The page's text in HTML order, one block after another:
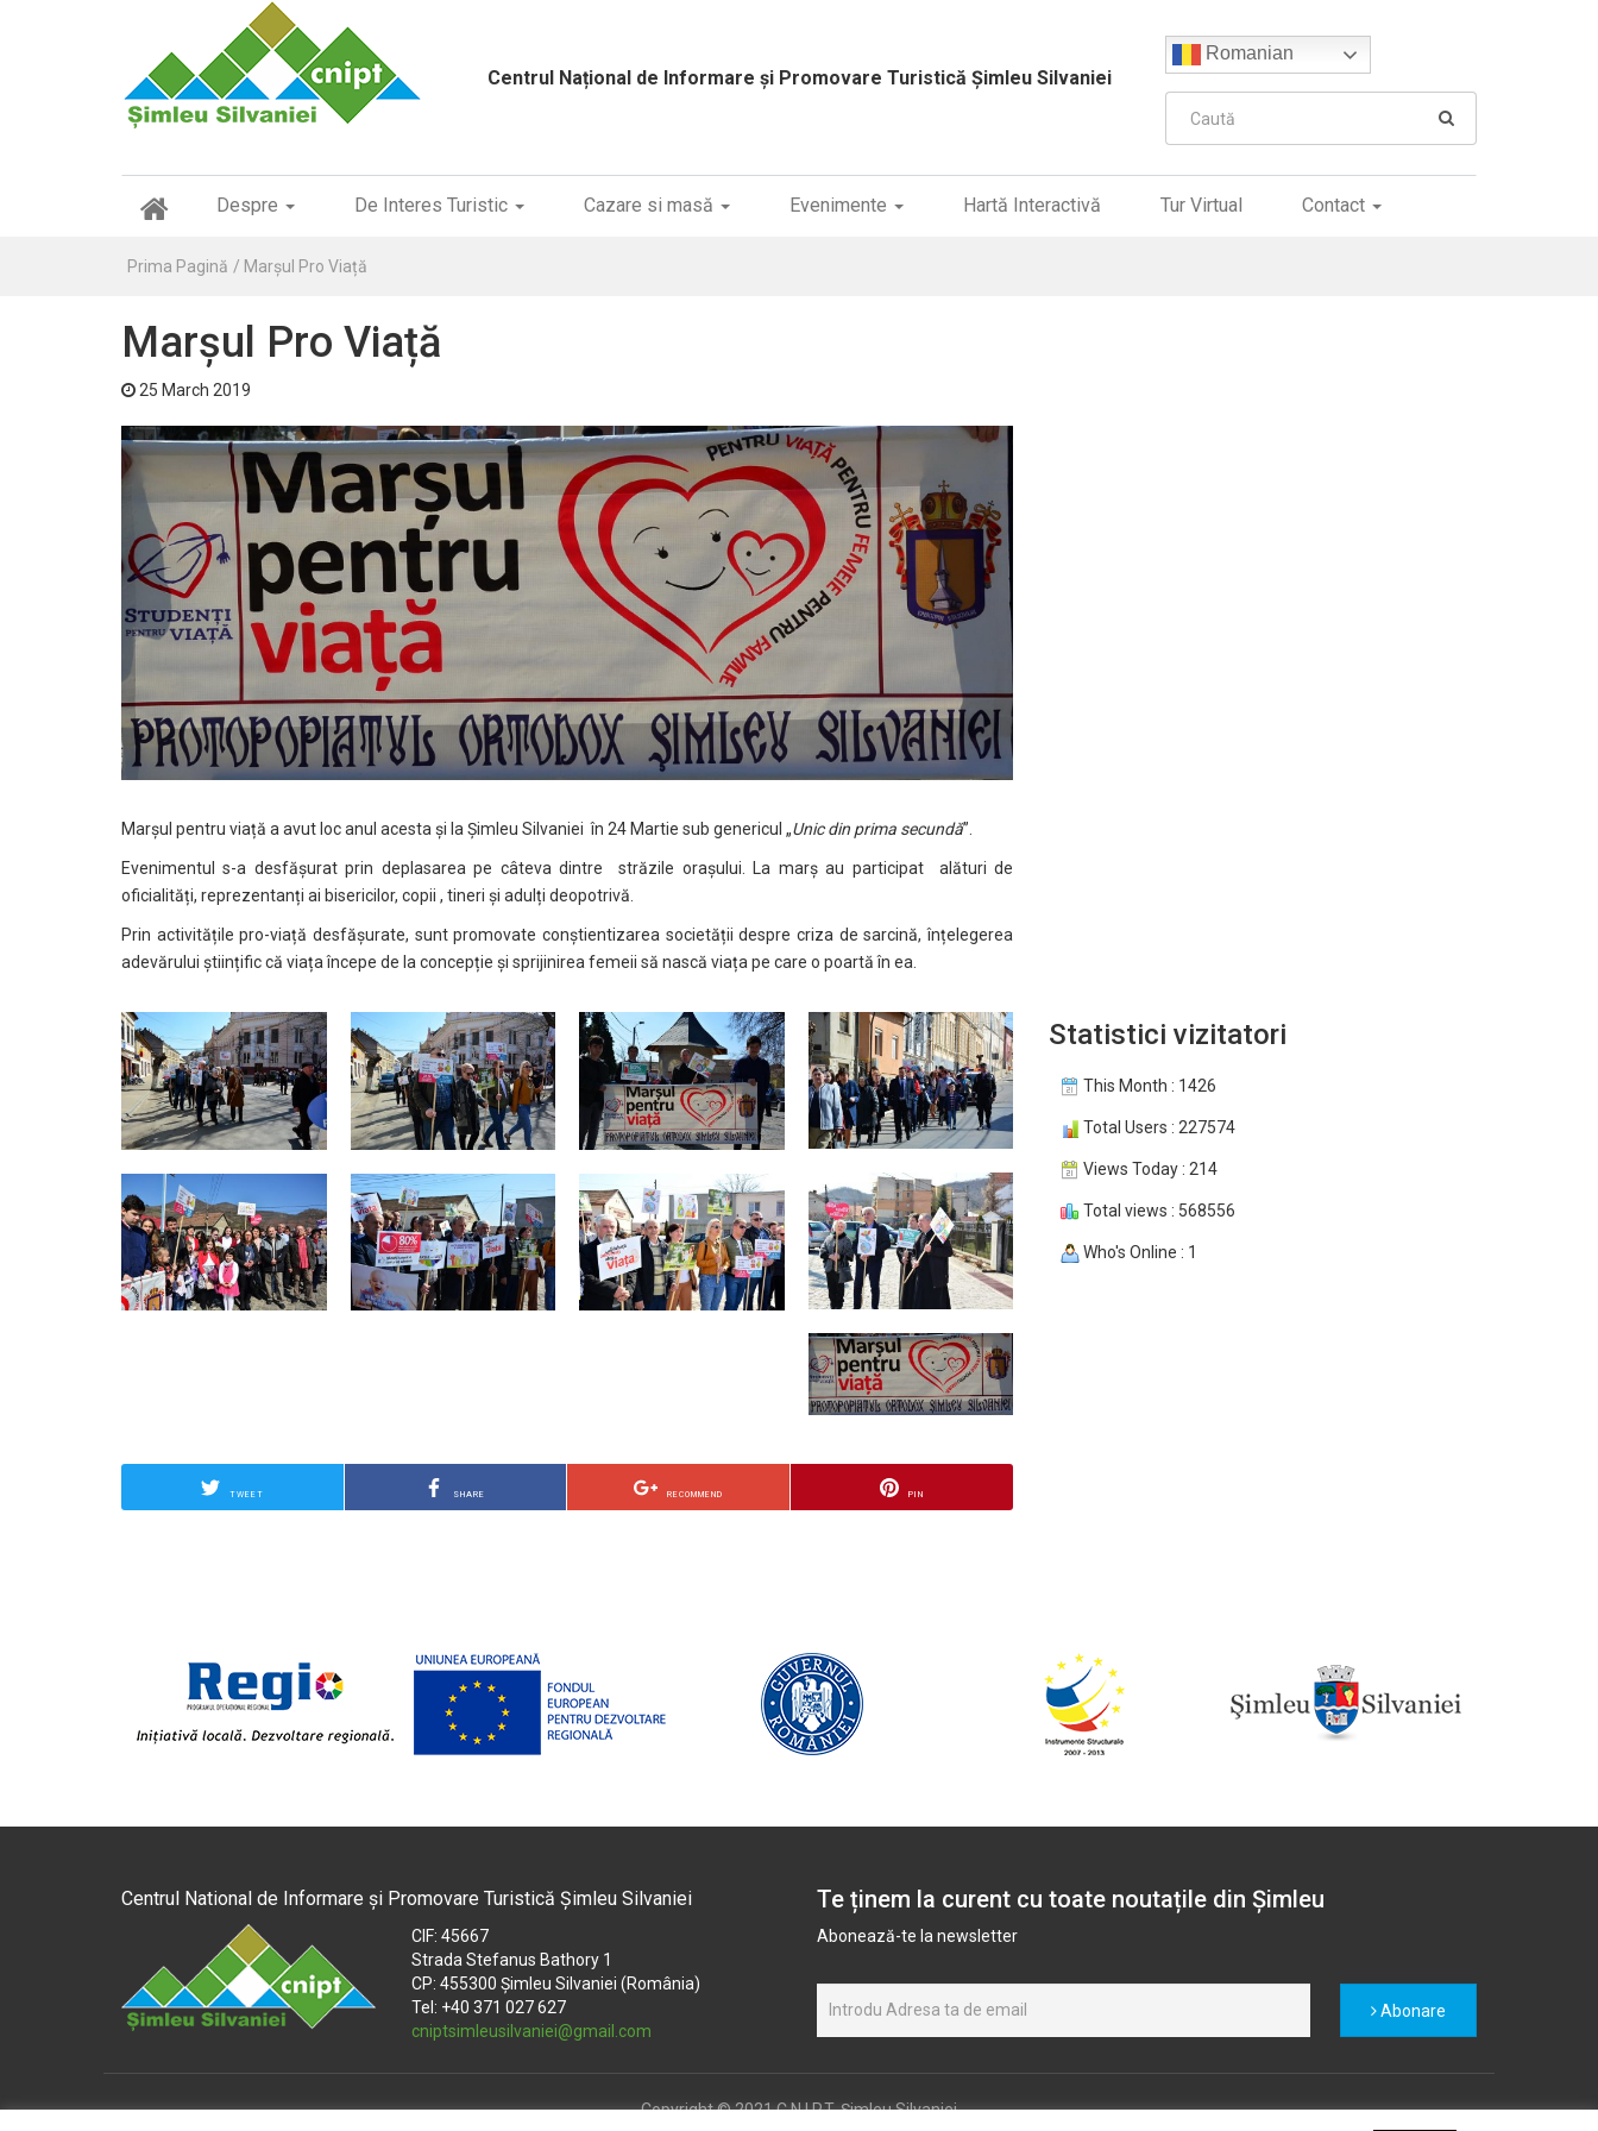
Centrul Național de Informare și Promovare Turistică Șimleu Silvaniei
Romanian
(
u
r
e
n
)
Despre De Interes Turistic Cazare si masă Evenimente Hartă Interactivă Tur Virtual Contact
Prima Pagină Marșul Pro Viață
Marșul Pro Viață
25 March 2019
Marșul pentru viață a avut loc anul acesta și la Șimleu Silvaniei în 24 Martie sub genericul „Unic din prima secundă”.
Evenimentul s-a desfășurat prin deplasarea pe câteva dintre străzile orașului. La marș au participat alături de
oficialități, reprezentanți ai bisericilor, copii , tineri și adulți deopotrivă.
Prin activitățile pro-viață desfășurate, sunt promovate conștientizarea societății despre criza de sarcină, înțelegerea
adevărului științific că viața începe de la concepție și sprijinirea femeii să nască viața pe care o poartă în ea.
TWEET SHARE RECOMMEND PIN
Statistici vizitatori
This Month : 1426
Total Users : 227574
Views Today : 214
Total views : 568556
Who's Online : 1
Centrul National de Informare și Promovare Turistică Șimleu Silvaniei
CIF: 45667
Strada Stefanus Bathory 1
CP: 455300 Șimleu Silvaniei (România)
Tel: +40 371 027 627
cniptsimleusilvaniei@gmail.com
Te ținem la curent cu toate noutațile din Șimleu
Abonează-te la newsletter
Abonare
Copyright © 2021 C.N.I.P.T. Șimleu Silvaniei